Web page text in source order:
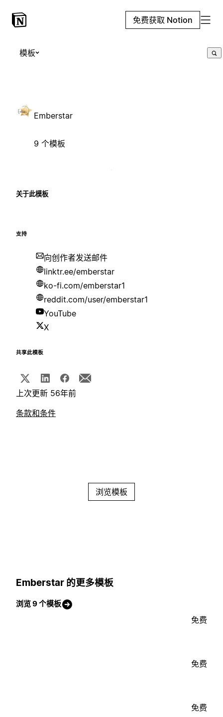
免费获取 Notion
模板
Emberstar
9 个模板
关于此模板
支持
向创作者发送邮件
linktr.ee/emberstar
ko-fi.com/emberstar1
reddit.com/user/emberstar1
YouTube
X
共享此模板
上次更新 56年前
条款和条件
浏览模板
Emberstar 的更多模板
浏览 9 个模板
免费
免费
免费